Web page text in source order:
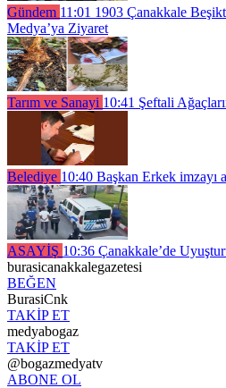
Gündem 11:01 1903 Çanakkale
Medya’ya Ziyaret
Tarım ve Sanayi 10:41 Şeftali
Belediye 10:40 Başkan Erkek imzayı
ASAYİŞ 10:36 Çanakkale’de
burasicanakkalegazetesi
BEĞEN
BurasiCnk
TAKİP ET
medyabogaz
TAKİP ET
@bogazmedyatv
ABONE OL